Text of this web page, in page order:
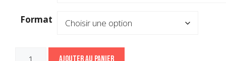
Format
Ajouter au panier